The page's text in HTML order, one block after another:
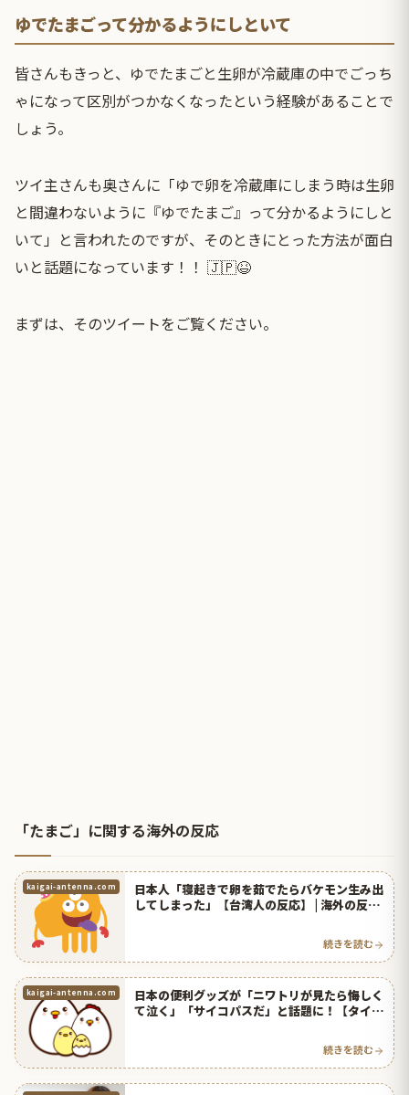
ゆでたまごって分かるようにしといて
皆さんもきっと、ゆでたまごと生卵が冷蔵庫の中でごっち
ゃになって区別がつかなくなったという経験があることで
しょう。
ツイ主さんも奥さんに「ゆで卵を冷蔵庫にしまう時は生卵
と間違わないように『ゆでたまご』って分かるようにしと
いて」と言われたのですが、そのときにとった方法が面白
いと話題になっています！！ 🇯🇵😆
まずは、そのツイートをご覧ください。
「たまご」に関する海外の反応
kaigai-antenna.com
日本人「寝起きで卵を茹でたらバケモン生み出
してしまった」【台湾人の反応】 | 海外の反応
続きを読む
kaigai-antenna.com
日本の便利グッズが「ニワトリが見たら悔しく
て泣く」「サイコパスだ」と話題に！【タイ人
続きを読む